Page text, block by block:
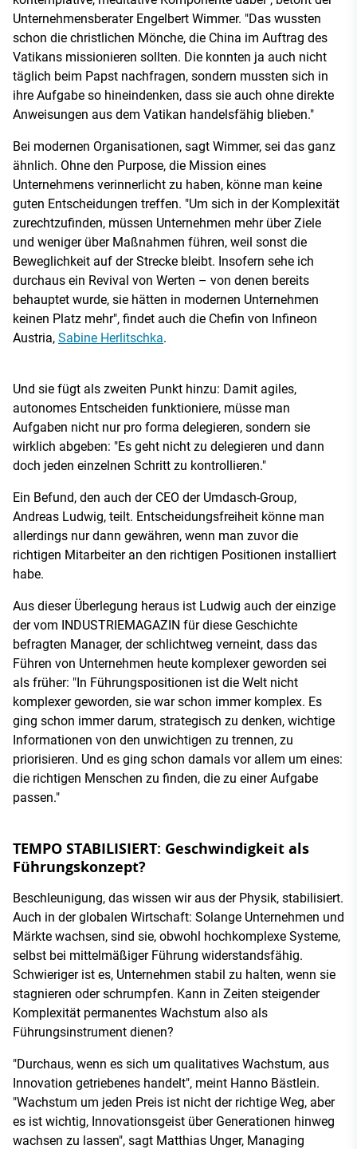
Unternehmensberater Engelbert Wimmer. "Das wussten
schon die christlichen Mönche, die China im Auftrag des
Vatikans missionieren sollten. Die konnten ja auch nicht
täglich beim Papst nachfragen, sondern mussten sich in
ihre Aufgabe so hineindenken, dass sie auch ohne direkte
Anweisungen aus dem Vatikan handelsfähig blieben."
Bei modernen Organisationen, sagt Wimmer, sei das ganz
ähnlich. Ohne den Purpose, die Mission eines
Unternehmens verinnerlicht zu haben, könne man keine
guten Entscheidungen treffen. "Um sich in der Komplexität
zurechtzufinden, müssen Unternehmen mehr über Ziele
und weniger über Maßnahmen führen, weil sonst die
Beweglichkeit auf der Strecke bleibt. Insofern sehe ich
durchaus ein Revival von Werten – von denen bereits
behauptet wurde, sie hätten in modernen Unternehmen
keinen Platz mehr", findet auch die Chefin von Infineon
Austria, Sabine Herlitschka.
Und sie fügt als zweiten Punkt hinzu: Damit agiles,
autonomes Entscheiden funktioniere, müsse man
Aufgaben nicht nur pro forma delegieren, sondern sie
wirklich abgeben: "Es geht nicht zu delegieren und dann
doch jeden einzelnen Schritt zu kontrollieren."
Ein Befund, den auch der CEO der Umdasch-Group,
Andreas Ludwig, teilt. Entscheidungsfreiheit könne man
allerdings nur dann gewähren, wenn man zuvor die
richtigen Mitarbeiter an den richtigen Positionen installiert
habe.
Aus dieser Überlegung heraus ist Ludwig auch der einzige
der vom INDUSTRIEMAGAZIN für diese Geschichte
befragten Manager, der schlichtweg verneint, dass das
Führen von Unternehmen heute komplexer geworden sei
als früher: "In Führungspositionen ist die Welt nicht
komplexer geworden, sie war schon immer komplex. Es
ging schon immer darum, strategisch zu denken, wichtige
Informationen von den unwichtigen zu trennen, zu
priorisieren. Und es ging schon damals vor allem um eines:
die richtigen Menschen zu finden, die zu einer Aufgabe
passen."
TEMPO STABILISIERT: Geschwindigkeit als
Führungskonzept?
Beschleunigung, das wissen wir aus der Physik, stabilisiert.
Auch in der globalen Wirtschaft: Solange Unternehmen und
Märkte wachsen, sind sie, obwohl hochkomplexe Systeme,
selbst bei mittelmäßiger Führung widerstandsfähig.
Schwieriger ist es, Unternehmen stabil zu halten, wenn sie
stagnieren oder schrumpfen. Kann in Zeiten steigender
Komplexität permanentes Wachstum also als
Führungsinstrument dienen?
"Durchaus, wenn es sich um qualitatives Wachstum, aus
Innovation getriebenes handelt", meint Hanno Bästlein.
"Wachstum um jeden Preis ist nicht der richtige Weg, aber
es ist wichtig, Innovationsgeist über Generationen hinweg
wachsen zu lassen", sagt Matthias Unger, Managing